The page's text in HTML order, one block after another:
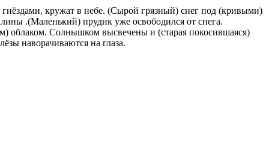
кружат в небе. (Сырой грязный) снег под (кривыми)
.(Маленький) прудик уже освободился от снега.
облаком. Солнышком высвечены и (старая покосившаяся)
наворачиваются на глаза.